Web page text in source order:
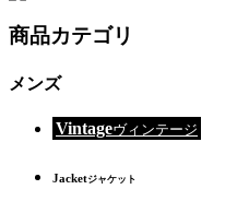
商品カテゴリ
メンズ
Vintageヴィンテージ
Jacketジャケット